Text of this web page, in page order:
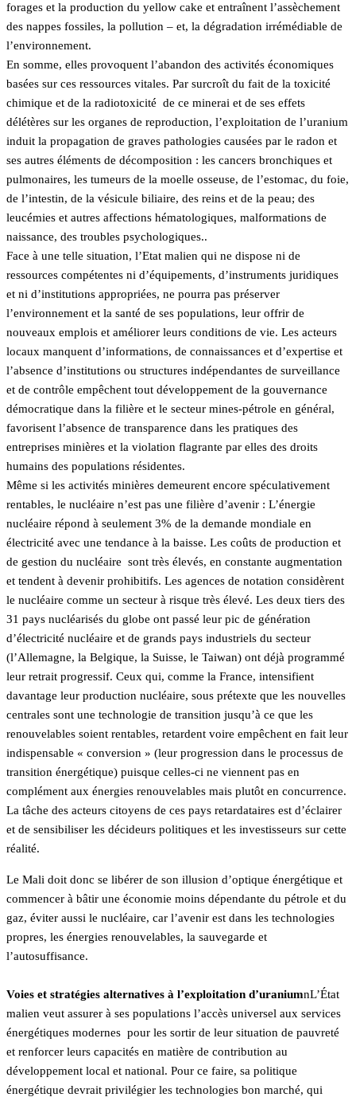
forages et la production du yellow cake et entraînent l’assèchement
des nappes fossiles, la pollution – et, la dégradation irrémédiable de
l’environnement.
En somme, elles provoquent l’abandon des activités économiques
basées sur ces ressources vitales. Par surcroît du fait de la toxicité
chimique et de la radiotoxicité de ce minerai et de ses effets
délétères sur les organes de reproduction, l’exploitation de l’uranium
induit la propagation de graves pathologies causées par le radon et
ses autres éléments de décomposition : les cancers bronchiques et
pulmonaires, les tumeurs de la moelle osseuse, de l’estomac, du foie,
de l’intestin, de la vésicule biliaire, des reins et de la peau; des
leucémies et autres affections hématologiques, malformations de
naissance, des troubles psychologiques..
Face à une telle situation, l’Etat malien qui ne dispose ni de
ressources compétentes ni d’équipements, d’instruments juridiques
et ni d’institutions appropriées, ne pourra pas préserver
l’environnement et la santé de ses populations, leur offrir de
nouveaux emplois et améliorer leurs conditions de vie. Les acteurs
locaux manquent d’informations, de connaissances et d’expertise et
l’absence d’institutions ou structures indépendantes de surveillance
et de contrôle empêchent tout développement de la gouvernance
démocratique dans la filière et le secteur mines-pétrole en général,
favorisent l’absence de transparence dans les pratiques des
entreprises minières et la violation flagrante par elles des droits
humains des populations résidentes.
Même si les activités minières demeurent encore spéculativement
rentables, le nucléaire n’est pas une filière d’avenir : L’énergie
nucléaire répond à seulement 3% de la demande mondiale en
électricité avec une tendance à la baisse. Les coûts de production et
de gestion du nucléaire sont très élevés, en constante augmentation
et tendent à devenir prohibitifs. Les agences de notation considèrent
le nucléaire comme un secteur à risque très élevé. Les deux tiers des
31 pays nucléarisés du globe ont passé leur pic de génération
d’électricité nucléaire et de grands pays industriels du secteur
(l’Allemagne, la Belgique, la Suisse, le Taiwan) ont déjà programmé
leur retrait progressif. Ceux qui, comme la France, intensifient
davantage leur production nucléaire, sous prétexte que les nouvelles
centrales sont une technologie de transition jusqu’à ce que les
renouvelables soient rentables, retardent voire empêchent en fait leur
indispensable « conversion » (leur progression dans le processus de
transition énergétique) puisque celles-ci ne viennent pas en
complément aux énergies renouvelables mais plutôt en concurrence.
La tâche des acteurs citoyens de ces pays retardataires est d’éclairer
et de sensibiliser les décideurs politiques et les investisseurs sur cette
réalité.
Le Mali doit donc se libérer de son illusion d’optique énergétique et
commencer à bâtir une économie moins dépendante du pétrole et du
gaz, éviter aussi le nucléaire, car l’avenir est dans les technologies
propres, les énergies renouvelables, la sauvegarde et
l’autosuffisance.
Voies et stratégies alternatives à l’exploitation d’uraniumnL’État
malien veut assurer à ses populations l’accès universel aux services
énergétiques modernes pour les sortir de leur situation de pauvreté
et renforcer leurs capacités en matière de contribution au
développement local et national. Pour ce faire, sa politique
énergétique devrait privilégier les technologies bon marché, qui